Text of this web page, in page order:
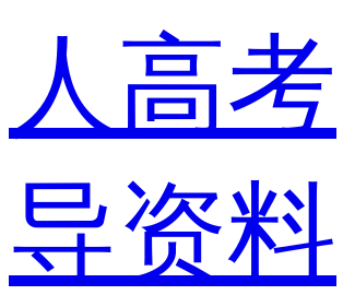
人高考
导资料